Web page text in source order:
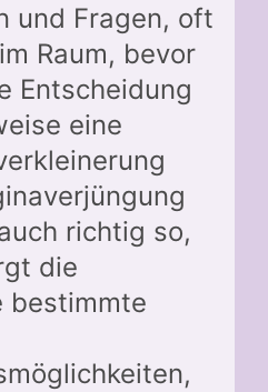
und Fragen, oft
Raum, bevor
Entscheidung
eine
richtig so,
die
bestimmte